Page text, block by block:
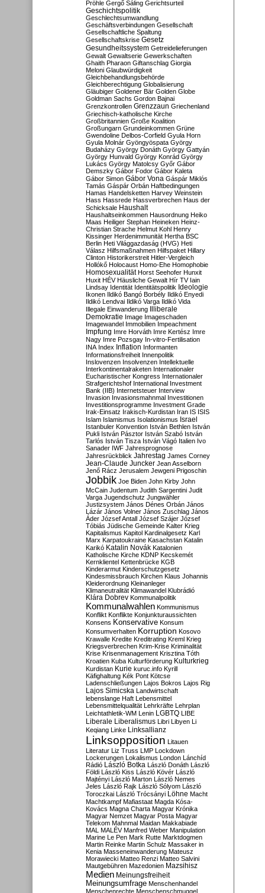
Pröhle Gergő Sáling Gerichtsurteil
Geschichtspolitik
Geschlechtsumwandlung
Geschäftsverbindungen Gesellschaft
Gesellschaftliche Spaltung
Gesellschaftskrise Gesetz
Gesundheitssystem Getreidelieferungen
Gewalt Gewaltserie Gewerkschaften
Ghaith Pharaon Giftanschlag Giorgia
Meloni Glaubwürdigkeit
Gleichbehandlungsbehörde
Gleichberechtigung Globalisierung
Gläubiger Goldener Bär Golden Globe
Goldman Sachs Gordon Bajnai
Grenzkontrollen Grenzzaun Griechenland
Griechisch-katholische Kirche
Großbritannien Große Koalition
Großungarn Grundeinkommen Grüne
Gwendoline Delbos-Corfield Gyula Horn
Gyula Molnár Gyöngyöspata György
Budaházy György Donáth György Gattyán
György Hunvald György Konrád György
Lukács György Matolcsy Győr Gábor
Demszky Gábor Fodor Gábor Kaleta
Gábor Simon Gábor Vona Gáspár Miklós
Tamás Gáspár Orbán Haftbedingungen
Hamas Handelsketten Harvey Weinstein
Hass Hassrede Hassverbrechen Haus der
Schicksale Haushalt
Haushaltseinkommen Hausordnung Heiko
Maas Heiliger Stephan Heineken Heinz-
Christian Strache Helmut Kohl Henry
Kissinger Herdenimmunität Hertha BSC
Berlin Heti Világgazdaság (HVG) Heti
Válasz Hilfsmaßnahmen Hilfspaket Hillary
Clinton Historikerstreit Hitler-Vergleich
Hollókő Holocaust Homo-Ehe Homophobie
Homosexualität Horst Seehofer Hunxit
Huxit HÉV Häusliche Gewalt Hír TV Iain
Lindsay Identität Identitätspolitik Ideologie
Ikonen Ildikó Bangó Borbély Ildikó Enyedi
Ildikó Lendvai Ildikó Varga Ildikó Vida
Illegale Einwanderung Illiberale
Demokratie Image Imageschaden
Imagewandel Immobilien Impeachment
Impfung Imre Horváth Imre Kertész Imre
Nagy Imre Pozsgay In-vitro-Fertilisation
INA Index Inflation Informanten
Informationsfreiheit Innenpolitik
Inslovenzen Insolvenzen Intellektuelle
Interkontinentalraketen Internationaler
Eucharistischer Kongress Internationaler
Strafgerichtshof International Investment
Bank (IIB) Internetsteuer Interview
Invasion Invasionsmahnmal Investitionen
Investitionsprogramme Investment Grade
Irak-Einsatz Irakisch-Kurdistan Iran IS ISIS
Islam Islamismus Isolationismus Israel
Istanbuler Konvention István Bethlen István
Pukli István Pásztor István Szabó István
Tarlós István Tisza István Vágó Italien Ivo
Sanader IWF Jahresprognose
Jahresrückblick Jahrestag James Corney
Jean-Claude Juncker Jean Asselborn
Jenő Rácz Jerusalem Jewgeni Prigoschin
Jobbik Joe Biden John Kirby John
McCain Judentum Judith Sargentini Judit
Varga Jugendschutz Jungwähler
Justizsystem János Dénes Orbán János
Lázár János Volner János Zuschlag János
Áder József Antall József Szájer József
Tóbiás Jüdische Gemeinde Kalter Krieg
Kapitalismus Kapitol Kardinalgesetz Karl
Marx Karpatoukraine Kasachstan Katalin
Karikó Katalin Novák Katalonien
Katholische Kirche KDNP Kecskemét
Kernklientel Kettenbrücke KGB
Kinderarmut Kinderschutzgesetz
Kindesmissbrauch Kirchen Klaus Johannis
Kleiderordnung Kleinanleger
Klimaneutralität Klimawandel Klubrádió
Klára Dobrev Kommunalpolitik
Kommunalwahlen Kommunismus
Konflikt Konflikte Konjunkturaussichten
Konsens Konservative Konsum
Konsumverhalten Korruption Kosovo
Krawalle Kredite Kreditrating Kreml Krieg
Kriegsverbrechen Krim-Krise Kriminalität
Krise Krisenmanagement Krisztina Tóth
Kroatien Kuba Kulturförderung Kulturkrieg
Kurdistan Kurie kuruc.info Kyrill
Käfighaltung Kék Pont Kötcse
Ladenschließungen Lajos Bokros Lajos Rig
Lajos Simicska Landwirtschaft
lebenslange Haft Lebensmittel
Lebensmittelqualität Lehrkräfte Lehrplan
Leichtathletik-WM Lenin LGBTQ LIBE
Liberale Liberalismus Libri Libyen Li
Keqiang Linke Linksallianz
Linksopposition Litauen
Literatur Liz Truss LMP Lockdown
Lockerungen Lokalismus London Lánchíd
Rádió
László Botka László Donáth László
Földi László Kiss László Kövér László
Majtényi László Marton László Nemes
Jeles László Rajk László Sólyom László
Toroczkai László Trócsányi Löhne Macht
Machtkampf Mafiastaat Magda Kósa-
Kovács Magna Charta Magyar Krónika
Magyar Nemzet Magyar Posta Magyar
Telekom Mahnmal Maidan Makkabiade
MAL MALÉV Manfred Weber Manipulation
Marine Le Pen Mark Rutte Marktdogmen
Martin Reinke Martin Schulz Massaker in
Kenia Masseneinwanderung Mateusz
Morawiecki Matteo Renzi Matteo Salvini
Mautgebühren Mazedonien Mazsihisz
Medien Meinungsfreiheit
Meinungsumfrage Menschenhandel
Menschenrechte Menschenschmuggel